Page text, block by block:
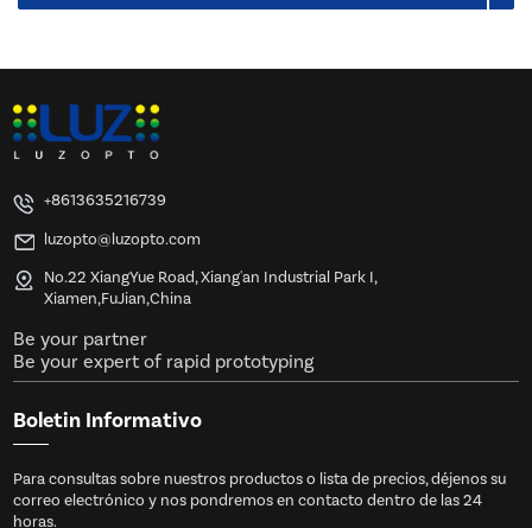
+8613635216739
luzopto@luzopto.com
No.22 XiangYue Road, Xiang'an Industrial Park I,
Xiamen,FuJian,China
Be your partner
Be your expert of rapid prototyping
Boletin Informativo
Para consultas sobre nuestros productos o lista de precios, déjenos su
correo electrónico y nos pondremos en contacto dentro de las 24
horas.